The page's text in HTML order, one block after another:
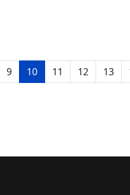
9 10 11 12 13